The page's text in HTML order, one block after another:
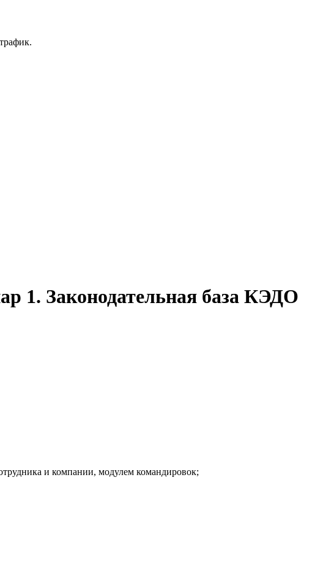
1. Законодательная база КЭДО
и компании, модулем командировок;